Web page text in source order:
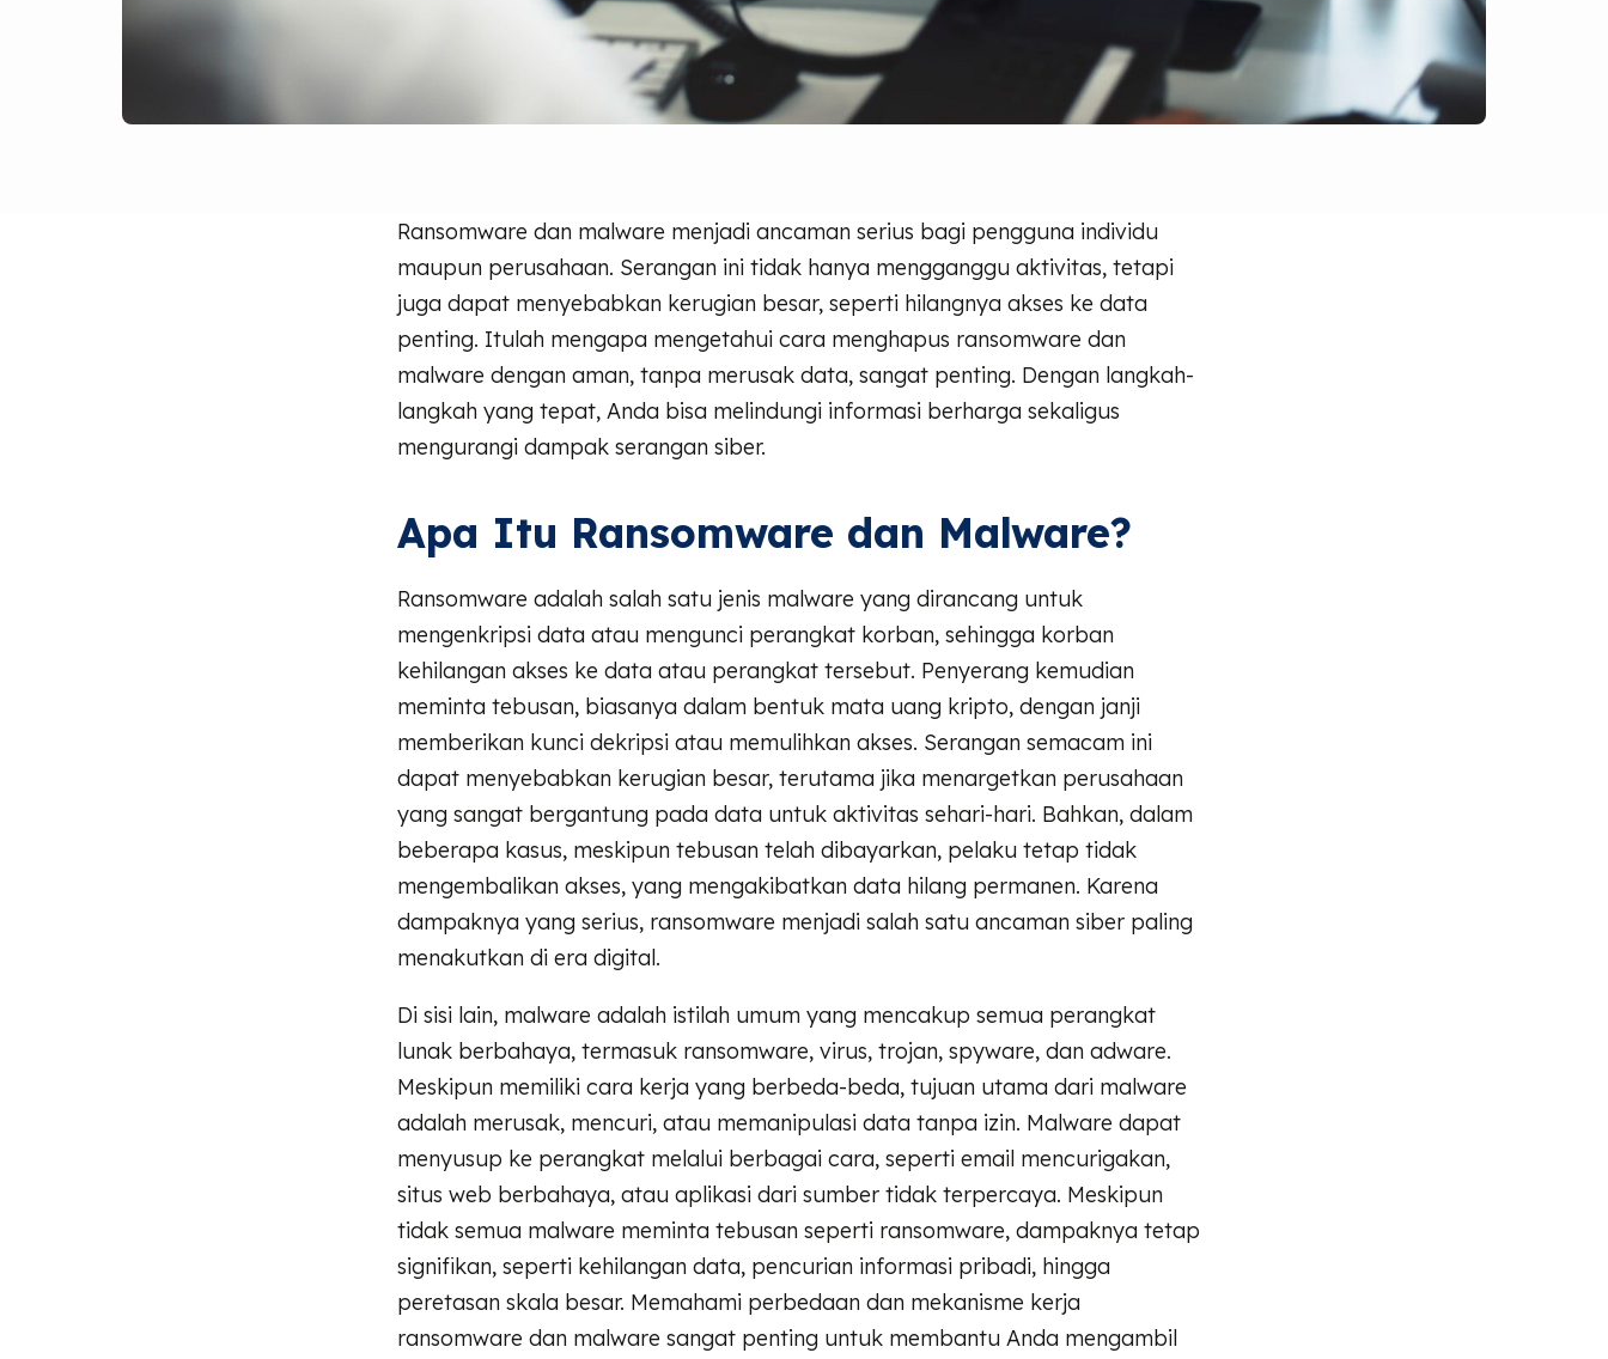
Ransomware dan malware menjadi ancaman serius bagi pengguna individu
maupun perusahaan. Serangan ini tidak hanya mengganggu aktivitas, tetapi
juga dapat menyebabkan kerugian besar, seperti hilangnya akses ke data
penting. Itulah mengapa mengetahui cara menghapus ransomware dan
malware dengan aman, tanpa merusak data, sangat penting. Dengan langkah-
langkah yang tepat, Anda bisa melindungi informasi berharga sekaligus
mengurangi dampak serangan siber.
Apa Itu Ransomware dan Malware?
Ransomware adalah salah satu jenis malware yang dirancang untuk
mengenkripsi data atau mengunci perangkat korban, sehingga korban
kehilangan akses ke data atau perangkat tersebut. Penyerang kemudian
meminta tebusan, biasanya dalam bentuk mata uang kripto, dengan janji
memberikan kunci dekripsi atau memulihkan akses. Serangan semacam ini
dapat menyebabkan kerugian besar, terutama jika menargetkan perusahaan
yang sangat bergantung pada data untuk aktivitas sehari-hari. Bahkan, dalam
beberapa kasus, meskipun tebusan telah dibayarkan, pelaku tetap tidak
mengembalikan akses, yang mengakibatkan data hilang permanen. Karena
dampaknya yang serius, ransomware menjadi salah satu ancaman siber paling
menakutkan di era digital.
Di sisi lain, malware adalah istilah umum yang mencakup semua perangkat
lunak berbahaya, termasuk ransomware, virus, trojan, spyware, dan adware.
Meskipun memiliki cara kerja yang berbeda-beda, tujuan utama dari malware
adalah merusak, mencuri, atau memanipulasi data tanpa izin. Malware dapat
menyusup ke perangkat melalui berbagai cara, seperti email mencurigakan,
situs web berbahaya, atau aplikasi dari sumber tidak terpercaya. Meskipun
tidak semua malware meminta tebusan seperti ransomware, dampaknya tetap
signifikan, seperti kehilangan data, pencurian informasi pribadi, hingga
peretasan skala besar. Memahami perbedaan dan mekanisme kerja
ransomware dan malware sangat penting untuk membantu Anda mengambil